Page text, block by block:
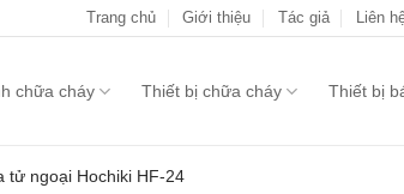
Trang chủ Giới thiệu Tác giả Liên
chữa cháy Thiết bị chữa cháy Thiết bị
tử ngoại Hochiki HF-24